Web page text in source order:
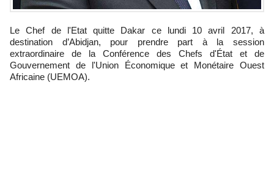
Le Chef de l'Etat quitte Dakar ce lundi 10 avril 2017, à
destination d’Abidjan, pour prendre part à la session
extraordinaire de la Conférence des Chefs d'État et de
Gouvernement de l'Union Économique et Monétaire Ouest
Africaine (UEMOA).